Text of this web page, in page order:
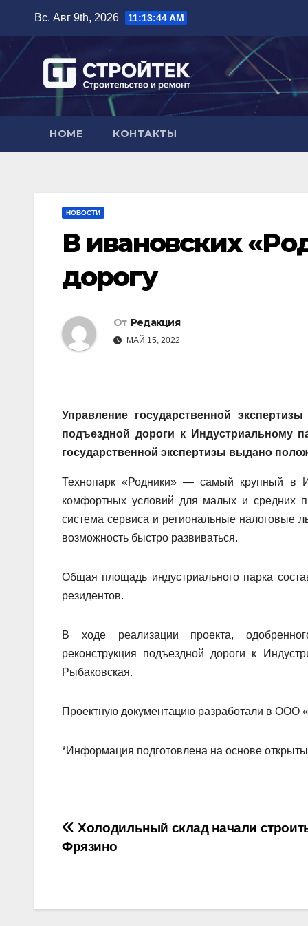
содержимому
Вс. Авг 9th, 2026 11:13:45 AM
HOME КОНТАКТЫ
НОВОСТИ
В ивановских
дорогу
От Редакция
МАЙ 15, 2022
Управление государственной
подъездной дороги к Индустриальному
государственной экспертизы выдано
Технопарк «Родники» — самый крупный в
комфортных условий для малых и средних
система сервиса и региональные налоговые
возможность быстро развиваться.
Общая площадь индустриального парка
резидентов.
В ходе реализации проекта,
реконструкция подъездной дороги к
Рыбаковская.
Проектную документацию разработали в ООО
*Информация подготовлена на основе
Навигация
по
Холодильный склад начали
Фрязино